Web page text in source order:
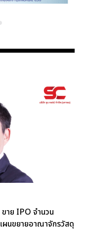
าย IPO จำนวน
ผนขยายอาณาจักรวัสดุ